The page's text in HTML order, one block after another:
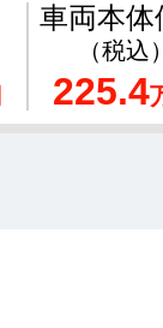
車両本体
（税込）
225.4